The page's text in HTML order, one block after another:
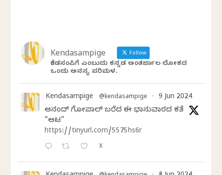
Kendasampige Follow
ಕೆಂಡಸಂಪಿಗೆ ಎಂಬುದು ಕನ್ನಡ ಅಂತರ್ಜಾಲ ಲೋಕದ
ಒಂದು ಅನನ್ಯ ಪರಿಮಳ.
Kendasampige @kendasampige · 9 Jun 2024
ಆನಂದ್‌ ಗೋಪಾಲ್‌ ಬರೆದ ಈ ಭಾನುವಾರದ ಕತೆ
“ಆಟ”
https://tinyurl.com/5575hs6r
X